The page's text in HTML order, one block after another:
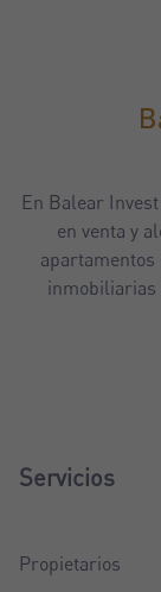
En Balear
en venta y
apartamentos
inmobiliarias
Servicios
Propietarios